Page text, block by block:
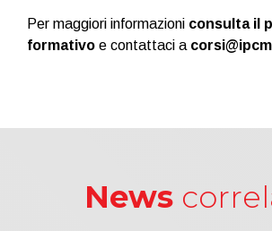
Per maggiori informazioni consulta il
formativo e contattaci a
News